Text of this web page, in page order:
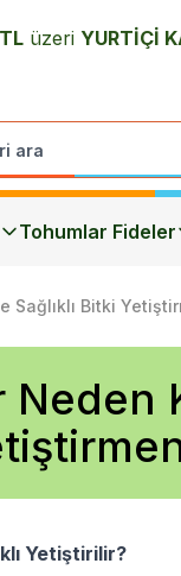
üzeri YURTİÇİ K
Tohumlar Fideler
Bitki
Yetiştirilir?